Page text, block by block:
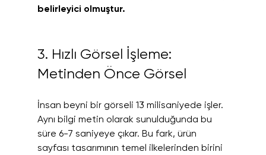
belirleyici olmuştur.
3. Hızlı Görsel İşleme:
Metinden Önce Görsel
İnsan beyni bir görseli 13 milisaniyede işler.
Aynı bilgi metin olarak sunulduğunda bu
süre 6-7 saniyeye çıkar. Bu fark, ürün
sayfası tasarımının temel ilkelerinden birini